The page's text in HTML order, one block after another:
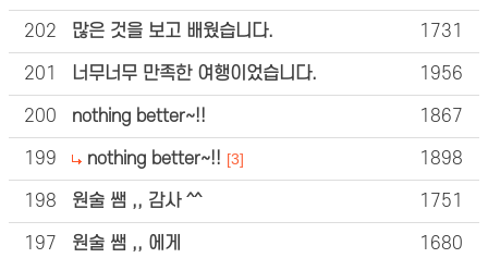
202 많은 것을 보고 배웠습니다. 1731
201 너무너무 만족한 여행이었습니다. 1956
200 nothing better~!! 1867
199 nothing better~!! [3] 1898
198 원술 쌤 ,, 감사 ^^ 1751
197 원술 쌤 ,, 에게 1680